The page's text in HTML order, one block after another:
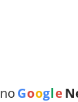
no Goog le